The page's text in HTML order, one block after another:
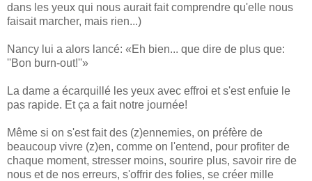
dans les yeux qui nous aurait fait comprendre qu'elle nous
faisait marcher, mais rien...)
Nancy lui a alors lancé: «Eh bien... que dire de plus que:
''Bon burn-out!''»
La dame a écarquillé les yeux avec effroi et s'est enfuie le
pas rapide. Et ça a fait notre journée!
Même si on s'est fait des (z)ennemies, on préfère de
beaucoup vivre (z)en, comme on l'entend, pour profiter de
chaque moment, stresser moins, sourire plus, savoir rire de
nous et de nos erreurs, s'offrir des folies, se créer mille